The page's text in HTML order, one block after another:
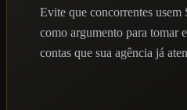
Evite que concorrentes
como argumento para tomar
contas que sua agência já